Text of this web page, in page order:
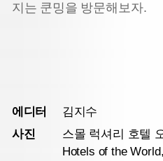
지는 쿤밍을 방문해보자.
에디터
김지수
사진
스몰 럭셔리 호텔
Hotels of the